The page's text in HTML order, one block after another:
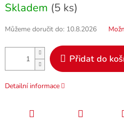
cena:
Skladem (5 ks)
Můžeme doručit do: 10.8.2026
Přidat do
Detailní informace